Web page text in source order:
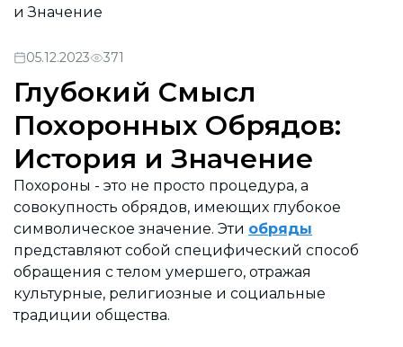
и Значение
05.12.2023 371
Глубокий Смысл
Похоронных Обрядов:
История и Значение
Похороны - это не просто процедура, а
совокупность обрядов, имеющих глубокое
символическое значение. Эти обряды
представляют собой специфический способ
обращения с телом умершего, отражая
культурные, религиозные и социальные
традиции общества.